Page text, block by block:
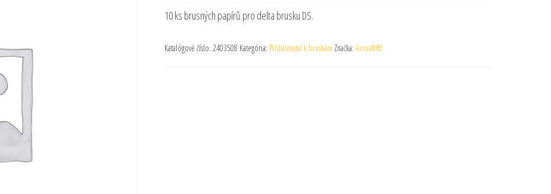
10 ks brusných papírů pro delta brusku DS.
Katalógové číslo: 2403508 Kategória: Příslušenství k bruskám Značka: Aircraft®